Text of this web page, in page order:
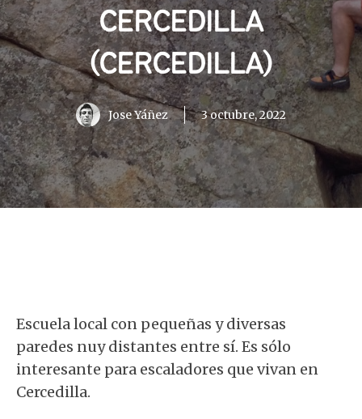
CERCEDILLA
(CERCEDILLA)
Jose Yáñez 3 octubre, 2022
Escuela local con pequeñas y diversas
paredes nuy distantes entre sí. Es sólo
interesante para escaladores que vivan en
Cercedilla.